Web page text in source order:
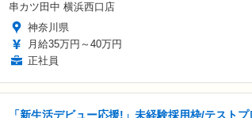
串カツ田中 横浜西口店
神奈川県
月給35万円～40万円
正社員
「新生活デビュー応援!」未経験採用枠/テスト